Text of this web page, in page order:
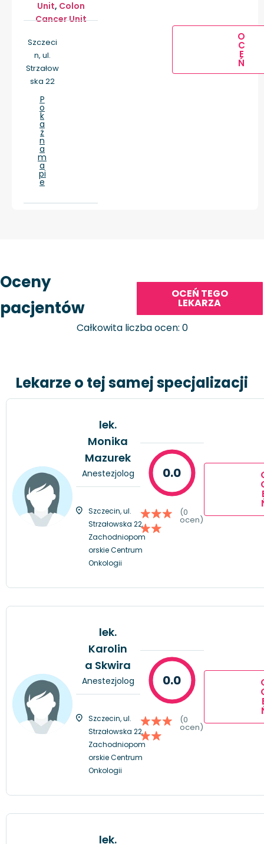
Unit, Colon
Cancer Unit
Szczeci
n, ul.
Strzałow
ska 22
P
o
k
a
ż
n
a
m
a
pi
e
O
C
E
Ń
Oceny
pacjentów
OCEŃ TEGO
LEKARZA
Całkowita liczba ocen: 0
Lekarze o tej samej specjalizacji
lek.
Monika
Mazurek
Anestezjolog
Szczecin, ul.
Strzałowska 22,
Zachodniopom
orskie Centrum
Onkologii
0.0
(0
ocen)
lek.
Karolin
a Skwira
Anestezjolog
Szczecin, ul.
Strzałowska 22,
Zachodniopom
orskie Centrum
Onkologii
0.0
(0
ocen)
lek.